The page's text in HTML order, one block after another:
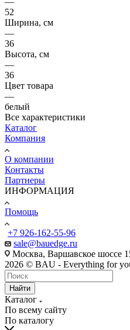
52
Ширина, см
—
36
Высота, см
—
36
Цвет товара
—
белый
Все характеристики
Каталог
Компания
О компании
Контакты
Партнеры
ИНФОРМАЦИЯ
Помощь
+7 926-162-55-96
sale@bauedge.ru
Москва, Варшавское шоссе
2026 © BAU - Everything for
Найти
Каталог
По всему сайту
По каталогу